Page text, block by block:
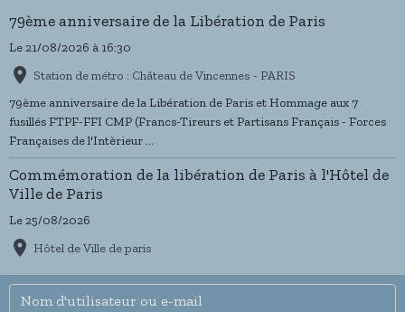
79ème anniversaire de la Libération de Paris
Le 21/08/2026 à 16:30
Station de métro : Château de Vincennes - PARIS
79ème anniversaire de la Libération de Paris et Hommage aux 7
fusillés FTPF-FFI CMP (Francs-Tireurs et Partisans Français - Forces
Françaises de l'Intèrieur ...
Commémoration de la libération de Paris à l'Hôtel de
Ville de Paris
Le 25/08/2026
Hôtel de Ville de paris